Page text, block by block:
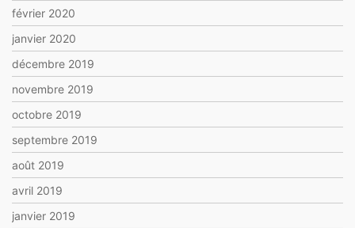
février 2020
janvier 2020
décembre 2019
novembre 2019
octobre 2019
septembre 2019
août 2019
avril 2019
janvier 2019